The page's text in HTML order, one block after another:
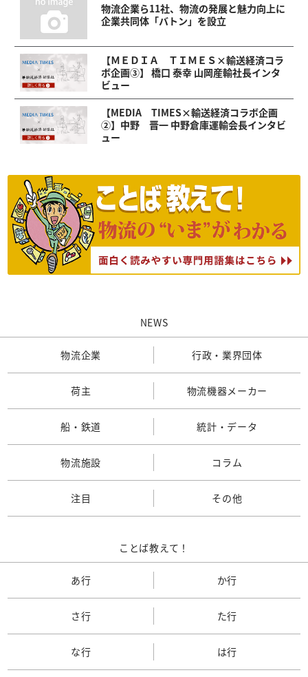
物流企業ら11社、物流の発展と魅力向上に
企業共同体「バトン」を設立
【ＭＥＤＩＡ ＴＩＭＥＳ×輸送経済コラ
ボ企画③】 橋口 泰幸 山岡産輸社長インタ
ビュー
【MEDIA TIMES×輸送経済コラボ企画
②】中野 晋一 中野倉庫運輸会長インタビ
ュー
NEWS
物流企業 行政・業界団体
荷主 物流機器メーカー
船・鉄道 統計・データ
物流施設 コラム
注目 その他
ことば教えて！
あ行 か行
さ行 た行
な行 は行